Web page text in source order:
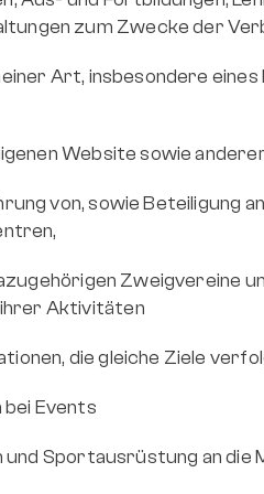
zum Zwecke der
Art, insbesondere
Website sowie
von, sowie Beteiligung
Zweigvereine
Aktivitäten
die gleiche Ziele
Events
Sportausrüstung an die